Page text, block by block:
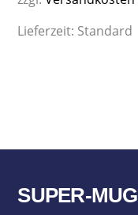
Lieferzeit: Standard
SUPER-MUG